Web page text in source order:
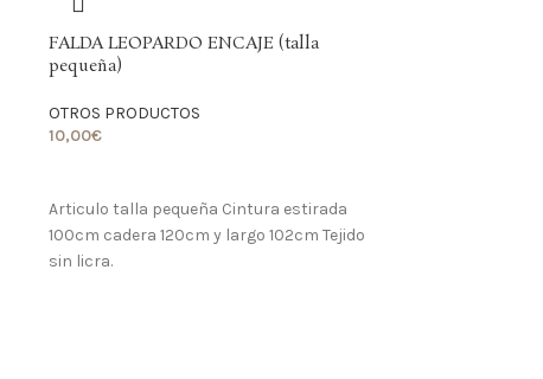
FALDA LEOPARDO ENCAJE (talla
pequeña)
OTROS PRODUCTOS
10,00€
Articulo talla pequeña Cintura estirada
100cm cadera 120cm y largo 102cm Tejido
sin licra.